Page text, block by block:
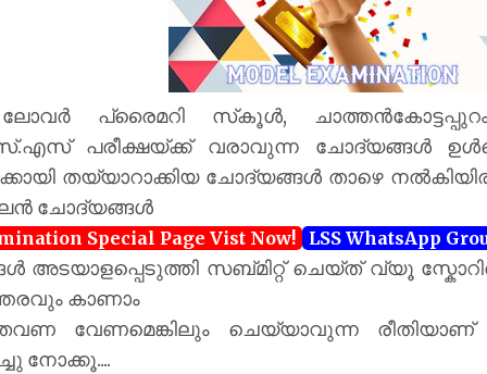
ലോവർ പ്രൈമറി സ്‌കൂൾ,
പരീക്ഷയ്‌ക്ക് വരാവുന്ന ചോദ്യങ്ങൾ
തയ്യാറാക്കിയ ചോദ്യങ്ങൾ താഴെ
ചോദ്യങ്ങൾ
Special Page Vist Now! LSS WhatsApp
അടയാളപ്പെടുത്തി സബ്മിറ്റ് ചെയ്ത് വ്യൂ
കാണാം
വേണമെങ്കിലും ചെയ്യാവുന്ന രീതിയാണ്
നോക്കൂ....